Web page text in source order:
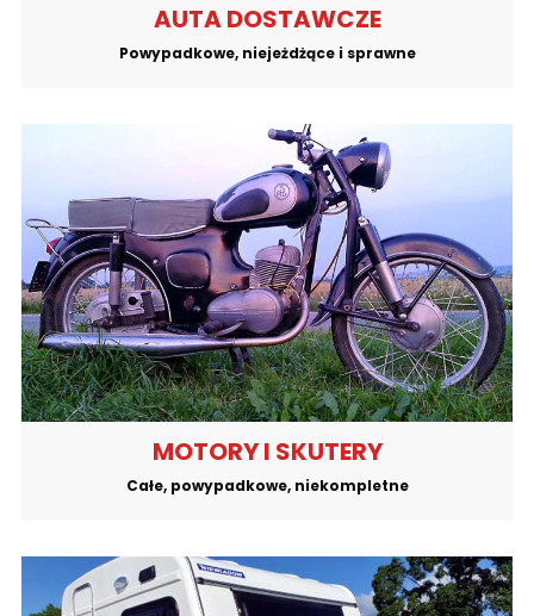
AUTA DOSTAWCZE
Powypadkowe, niejeżdżące i sprawne
MOTORY I SKUTERY
Całe, powypadkowe, niekompletne